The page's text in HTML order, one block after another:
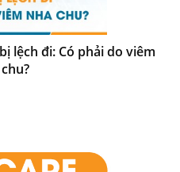
lệch đi: Có phải do viêm